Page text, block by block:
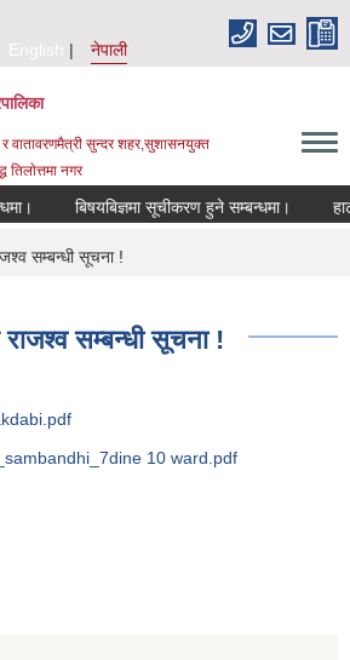
English
नेपाली
र वातावरणमैत्री सुन्दर शहर,सुशासनयुक्त
तिलाेत्तमा नगर
बिषयबिज्ञमा सूचीकरण हुने सम्बन्धमा।
सम्बन्धी सूचना !
सम्बन्धी सूचना !
10 ward.pdf